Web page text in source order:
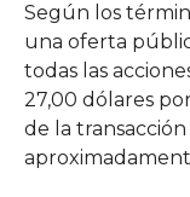
Según los
una oferta
todas las
27,00 dólares
de la